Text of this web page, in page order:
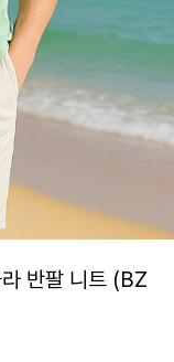
반팔 니트 (BZ